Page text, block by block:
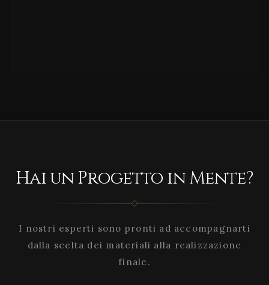
Hai un Progetto in Mente?
I nostri esperti sono pronti ad accompagnarti
dalla scelta dei materiali alla realizzazione
finale.